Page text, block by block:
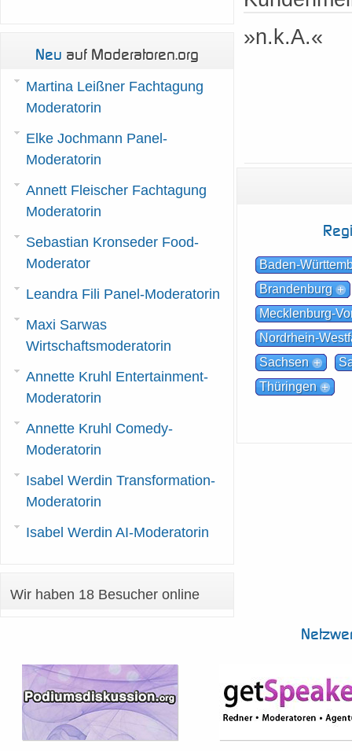
»n.k.A.«
Baden-
Brandenburg
Mecklenburg-
Nordrhein-
Sachsen
Thüringen
Neu auf Moderatoren.org
Martina Leißner Fachtagung
Moderatorin
Elke Jochmann Panel-
Moderatorin
Annett Fleischer Fachtagung
Moderatorin
Sebastian Kronseder Food-
Moderator
Leandra Fili Panel-Moderatorin
Maxi Sarwas
Wirtschaftsmoderatorin
Annette Kruhl Entertainment-
Moderatorin
Annette Kruhl Comedy-
Moderatorin
Isabel Werdin Transformation-
Moderatorin
Isabel Werdin AI-Moderatorin
Wir haben 18 Besucher online